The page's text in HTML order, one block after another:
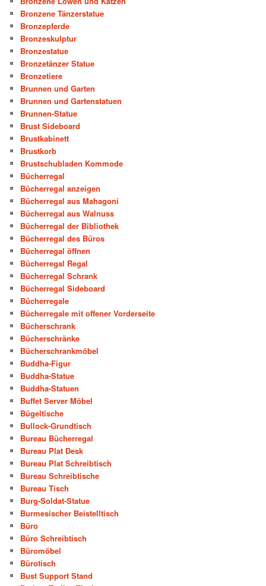
Bronzene Tänzerstatue
Bronzepferde
Bronzeskulptur
Bronzestatue
Bronzetänzer Statue
Bronzetiere
Brunnen und Garten
Brunnen und Gartenstatuen
Brunnen-Statue
Brust Sideboard
Brustkabinett
Brustkorb
Brustschubladen Kommode
Bücherregal
Bücherregal anzeigen
Bücherregal aus Mahagoni
Bücherregal aus Walnuss
Bücherregal der Bibliothek
Bücherregal des Büros
Bücherregal öffnen
Bücherregal Regal
Bücherregal Schrank
Bücherregal Sideboard
Bücherregale
Bücherregale mit offener Vorderseite
Bücherschrank
Bücherschränke
Bücherschrankmöbel
Buddha-Figur
Buddha-Statue
Buddha-Statuen
Buffet Server Möbel
Bügeltische
Bullock-Grundtisch
Bureau Bücherregal
Bureau Plat Desk
Bureau Plat Schreibtisch
Bureau Schreibtische
Bureau Tisch
Burg-Soldat-Statue
Burmesischer Beistelltisch
Büro
Büro Schreibtisch
Büromöbel
Bürotisch
Bust Support Stand